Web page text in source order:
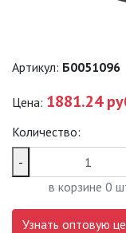
Артикул: Б0051096
Цена: 1881.24
Количество:
-
в корзине 0
Узнать оптовую